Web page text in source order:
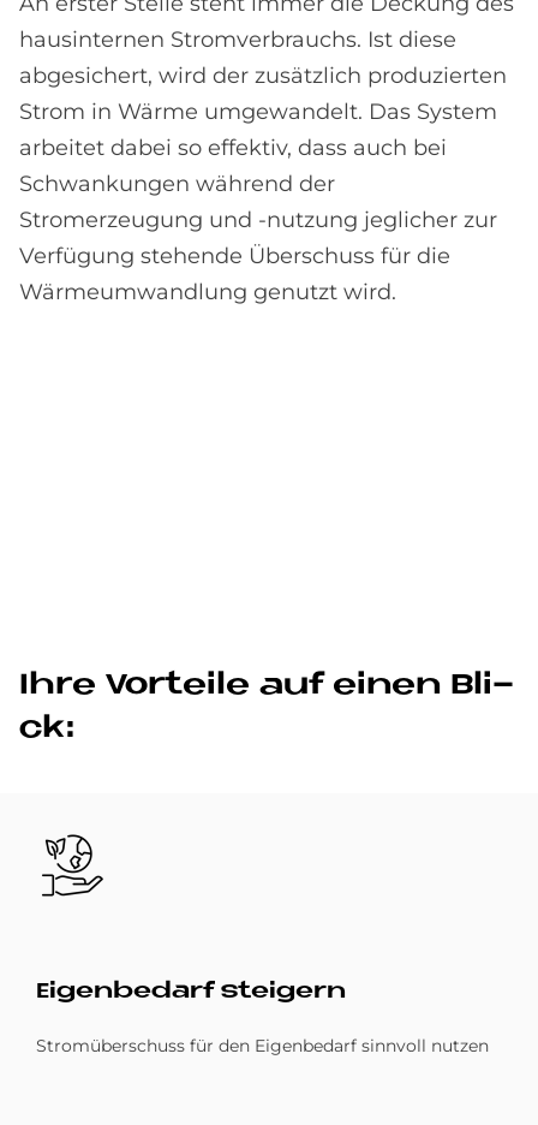
hausinternen Stromverbrauchs. Ist diese
abgesichert, wird der zusätzlich produzierten
Strom in Wärme umgewandelt. Das System
arbeitet dabei so effektiv, dass auch bei
Schwankungen während der
Stromerzeugung und -nutzung jeglicher zur
Verfügung stehende Überschuss für die
Wärmeumwandlung genutzt wird.
Ihre Vor­teile auf einen Bli­
ck:
Bild
Ei­gen­be­darf stei­gern
Stromüberschuss für den Eigenbedarf sinnvoll nutzen